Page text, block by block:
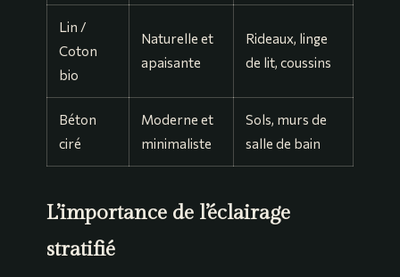
Lin /
Coton
bio
Naturelle et
apaisante
Rideaux, linge
de lit, coussins
Béton
ciré
Moderne et
minimaliste
Sols, murs de
salle de bain
L’importance de l’éclairage
stratifié